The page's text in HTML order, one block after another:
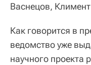
Васнецов,
Как говорится в
ведомство уже
научного проекта